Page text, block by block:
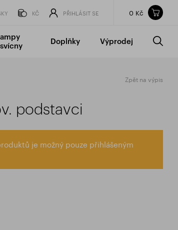
košíku
0 Kč
vč DPH
0 Kč
KČ PŘIHLÁSIT SE 0 Kč
Doplňky Výprodej
Zpět na výpis
podstavci
je možný pouze přihlášeným